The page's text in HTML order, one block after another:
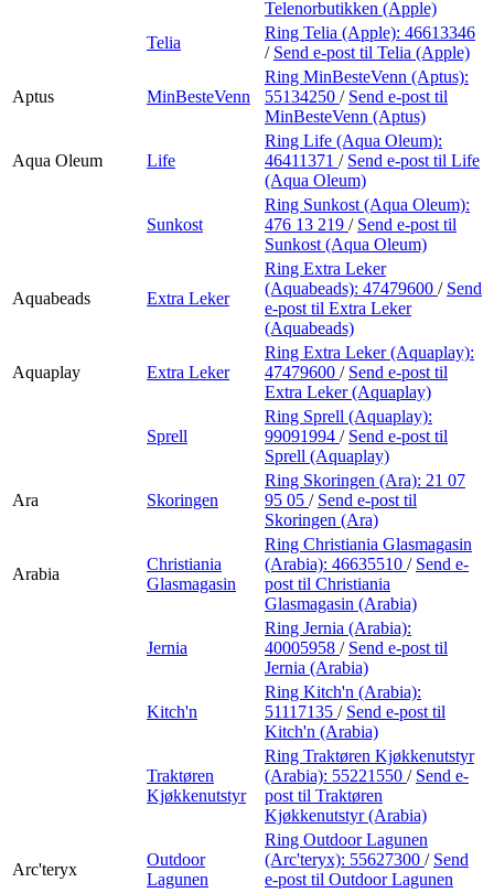
Telenorbutikken (Apple)
Telia
Ring Telia (Apple): 46613346
/ Send e-post til Telia (Apple)
Aptus MinBesteVenn
Ring MinBesteVenn (Aptus):
55134250 / Send e-post til
MinBesteVenn (Aptus)
Aqua Oleum Life
Ring Life (Aqua Oleum):
46411371 / Send e-post til Life
(Aqua Oleum)
Sunkost
Ring Sunkost (Aqua Oleum):
476 13 219 / Send e-post til
Sunkost (Aqua Oleum)
Aquabeads Extra Leker
Ring Extra Leker
(Aquabeads): 47479600 / Send
e-post til Extra Leker
(Aquabeads)
Aquaplay Extra Leker
Ring Extra Leker (Aquaplay):
47479600 / Send e-post til
Extra Leker (Aquaplay)
Sprell
Ring Sprell (Aquaplay):
99091994 / Send e-post til
Sprell (Aquaplay)
Ara Skoringen
Ring Skoringen (Ara): 21 07
95 05 / Send e-post til
Skoringen (Ara)
Arabia
Christiania
Glasmagasin
Ring Christiania Glasmagasin
(Arabia): 46635510 / Send e-
post til Christiania
Glasmagasin (Arabia)
Jernia
Ring Jernia (Arabia):
40005958 / Send e-post til
Jernia (Arabia)
Kitch'n
Ring Kitch'n (Arabia):
51117135 / Send e-post til
Kitch'n (Arabia)
Traktøren
Kjøkkenutstyr
Ring Traktøren Kjøkkenutstyr
(Arabia): 55221550 / Send e-
post til Traktøren
Kjøkkenutstyr (Arabia)
Arc'teryx
Outdoor
Lagunen
Ring Outdoor Lagunen
(Arc'teryx): 55627300 / Send
e-post til Outdoor Lagunen